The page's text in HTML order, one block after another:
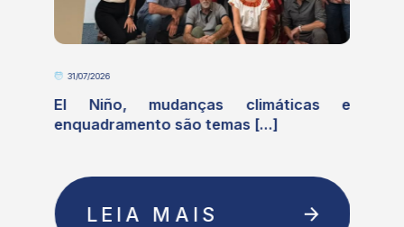
31/07/2026
El Niño, mudanças climáticas e
enquadramento são temas [...]
LEIA MAIS